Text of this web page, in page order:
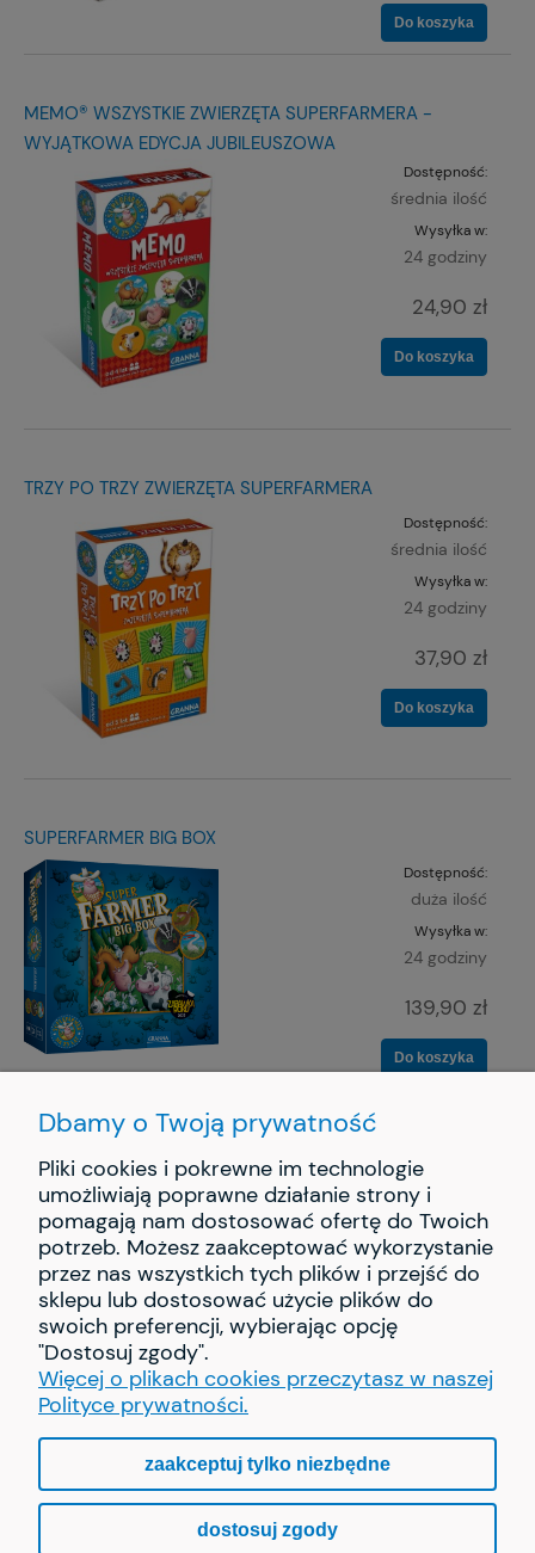
Do koszyka
MEMO® WSZYSTKIE ZWIERZĘTA SUPERFARMERA -
WYJĄTKOWA EDYCJA JUBILEUSZOWA
Dostępność:
średnia ilość
Wysyłka w:
24 godziny
24,90 zł
Do koszyka
TRZY PO TRZY ZWIERZĘTA SUPERFARMERA
Dostępność:
średnia ilość
Wysyłka w:
24 godziny
37,90 zł
Do koszyka
SUPERFARMER BIG BOX
Dostępność:
duża ilość
Wysyłka w:
24 godziny
139,90 zł
Do koszyka
INFORMACJE
PŁATNOŚCI I DOSTAWA
O NAS
Dbamy o Twoją prywatność
Pliki cookies i pokrewne im technologie
umożliwiają poprawne działanie strony i
pomagają nam dostosować ofertę do Twoich
potrzeb. Możesz zaakceptować wykorzystanie
przez nas wszystkich tych plików i przejść do
sklepu lub dostosować użycie plików do
swoich preferencji, wybierając opcję
"Dostosuj zgody".
Więcej o plikach cookies przeczytasz w naszej
Polityce prywatności.
zaakceptuj tylko niezbędne
dostosuj zgody